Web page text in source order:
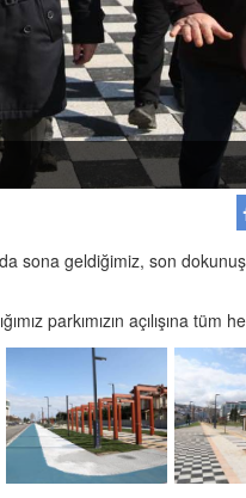
sona geldiğimiz, son
parkımızın açılışına